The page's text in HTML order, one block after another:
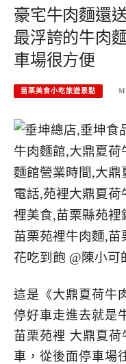
豪宅牛肉麵還
最浮誇的牛肉
車場很方便
苗栗美食小吃旅遊景點
這是《大鼎夏荷牛
停好車走進去就是
苗栗苑裡 大鼎夏
車，從後面停車場